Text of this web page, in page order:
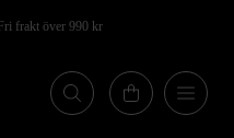
Fri frakt över 990 kr